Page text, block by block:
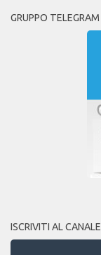
GRUPPO TELEGRAM
ISCRIVITI AL CANALE